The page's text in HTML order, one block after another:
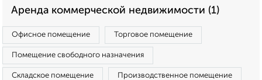
Аренда коммерческой недвижимости (1)
Офисное помещение Торговое помещение
Помещение свободного назначения
Складское помещение Производственное помещение